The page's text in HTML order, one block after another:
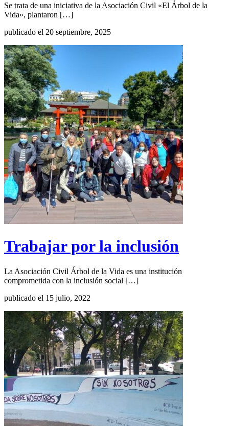
Se trata de una iniciativa de la Asociación Civil «El Árbol de la
Vida», plantaron […]
publicado el 20 septiembre, 2025
Trabajar por la inclusión
La Asociación Civil Árbol de la Vida es una institución
comprometida con la inclusión social […]
publicado el 15 julio, 2022